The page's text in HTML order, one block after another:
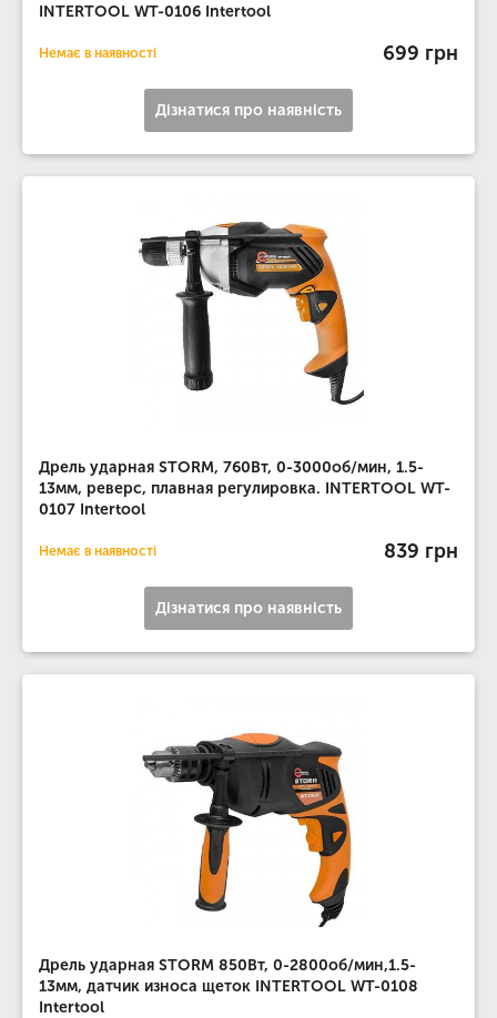
INTERTOOL WT-0106 Intertool
Немає в наявності 699 грн
Дізнатися про наявність
Дрель ударная STORM, 760Вт, 0-3000об/мин, 1.5-
13мм, реверс, плавная регулировка. INTERTOOL WT-
0107 Intertool
Немає в наявності 839 грн
Дізнатися про наявність
Дрель ударная STORM 850Вт, 0-2800об/мин,1.5-
13мм, датчик износа щеток INTERTOOL WT-0108
Intertool